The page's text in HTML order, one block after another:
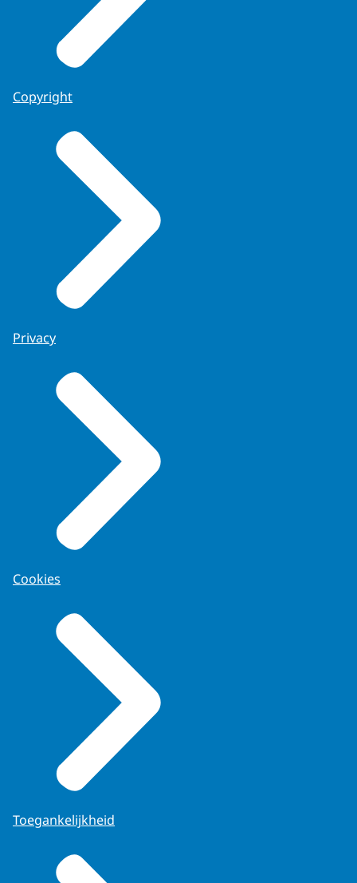
Copyright
Privacy
Cookies
Toegankelijkheid